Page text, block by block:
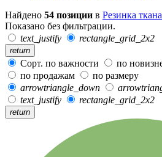
Найдено 54 позиции в Резинка
Показано без фильтрации.
text_justify
rectangle_grid_2x2
return
Сорт. по важности по
по продажам
по размеру
arrowtriangle_down
text_justify
rectangle_grid_2x2
return